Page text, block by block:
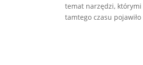
temat narzędzi,
tamtego czasu